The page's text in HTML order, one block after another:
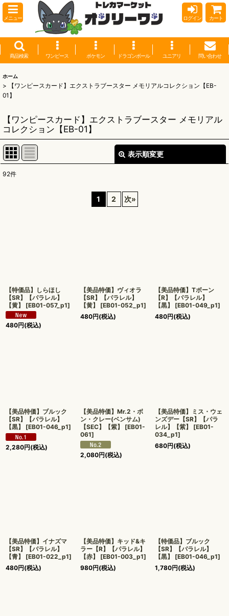
メニュー ログイン カート
商品検索 ワンピース ポケモン ドラゴンボール ユニアリ 問い合わせ
ホーム
>
【ワンピースカード】エクストラブースター メモリアルコレクション【EB-
01】
【ワンピースカード】エクストラブースター メモリアル
コレクション【EB-01】
表示順変更
92件
1 2 次»
【特価品】しらほし
【SR】【パラレル】
【黄】
[EB01-057_p1]
480円(税込)
【美品特価】ヴィオラ
【SR】【パラレル】
【黄】
[EB01-052_p1]
480円(税込)
【美品特価】Tボーン
【R】【パラレル】
【黒】
[EB01-049_p1]
480円(税込)
【美品特価】ブルック
【SR】【パラレル】
【黒】
[EB01-046_p1]
2,280円(税込)
【美品特価】Mr.2・ボ
ン・クレー(ベンサム)
【SEC】【紫】
[EB01-
061]
2,080円(税込)
【美品特価】ミス・ウェ
ンズデー【SR】【パラ
レル】【紫】
[EB01-
034_p1]
680円(税込)
【美品特価】イナズマ
【SR】【パラレル】
【青】
[EB01-022_p1]
480円(税込)
【美品特価】キッド&キ
ラー【R】【パラレル】
【赤】
[EB01-003_p1]
980円(税込)
【特価品】ブルック
【SR】【パラレル】
【黒】
[EB01-046_p1]
1,780円(税込)